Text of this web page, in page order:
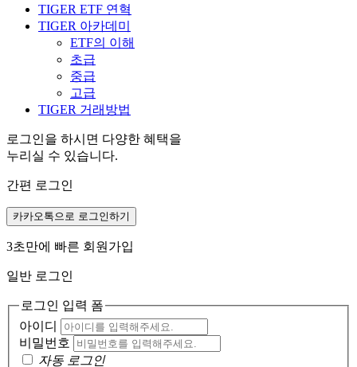
TIGER ETF 연혁
TIGER 아카데미
ETF의 이해
초급
중급
고급
TIGER 거래방법
로그인을 하시면 다양한 혜택을
누리실 수 있습니다.
간편 로그인
카카오톡으로 로그인하기
3초만에 빠른 회원가입
일반 로그인
로그인 입력 폼
아이디
비밀번호
자동 로그인